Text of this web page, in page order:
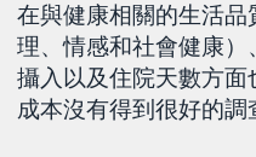
在與健康相關的生活
理、情感和社會健康
攝入以及住院天數方
成本沒有得到很好的調